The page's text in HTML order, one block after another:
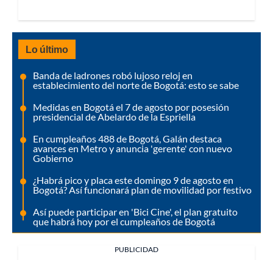
Lo último
Banda de ladrones robó lujoso reloj en
establecimiento del norte de Bogotá: esto se sabe
Medidas en Bogotá el 7 de agosto por posesión
presidencial de Abelardo de la Espriella
En cumpleaños 488 de Bogotá, Galán destaca
avances en Metro y anuncia 'gerente' con nuevo
Gobierno
¿Habrá pico y placa este domingo 9 de agosto en
Bogotá? Así funcionará plan de movilidad por festivo
Así puede participar en 'Bici Cine', el plan gratuito
que habrá hoy por el cumpleaños de Bogotá
PUBLICIDAD